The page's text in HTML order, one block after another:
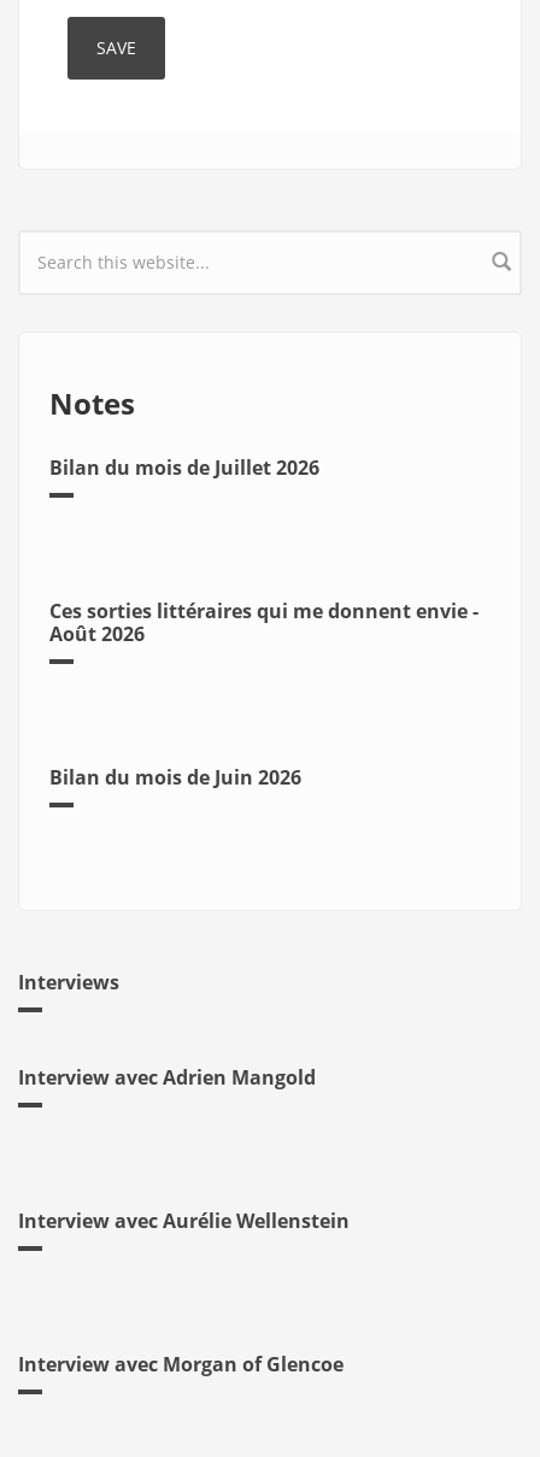
Search form
Notes
Bilan du mois de Juillet 2026
Ces sorties littéraires qui me donnent envie -
Août 2026
Bilan du mois de Juin 2026
Interviews
Interview avec Adrien Mangold
Interview avec Aurélie Wellenstein
Interview avec Morgan of Glencoe